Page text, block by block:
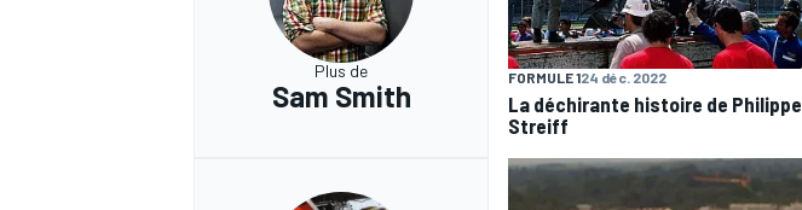
Plus de
Sam Smith
FORMULE 124 déc. 2022
La déchirante histoire de Philippe
Streiff